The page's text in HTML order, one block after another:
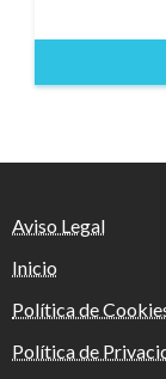
Aviso Legal
Inicio
Política de
Política de